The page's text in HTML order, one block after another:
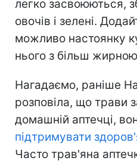
легко засвоюються,
овочів і зелені.
можливо настоянку
нього з більш
Нагадаємо, раніше
розповіла, що трави
домашній аптечці,
підтримувати
Часто трав'яна